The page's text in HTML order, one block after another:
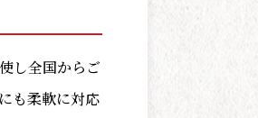
し全国からご
も柔軟に対応